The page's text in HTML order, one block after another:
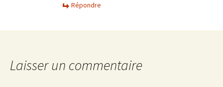
Répondre
Laisser un commentaire